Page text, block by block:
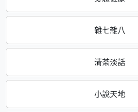
雜七雜八
清茶淡話
小說天地